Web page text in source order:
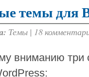
темы для
Темы | 18
вниманию три